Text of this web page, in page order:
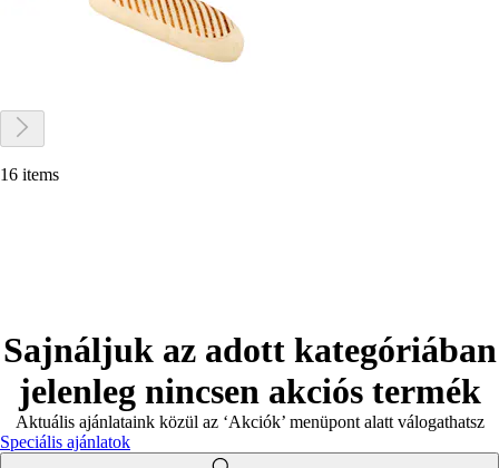
16 items
Sajnáljuk az adott kategóriában
jelenleg nincsen akciós termék
Aktuális ajánlataink közül az ‘Akciók’ menüpont alatt válogathatsz
Speciális ajánlatok